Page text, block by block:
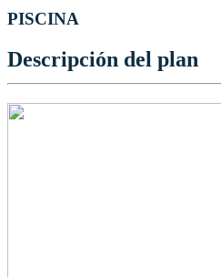
PISCINA
Descripción del plan